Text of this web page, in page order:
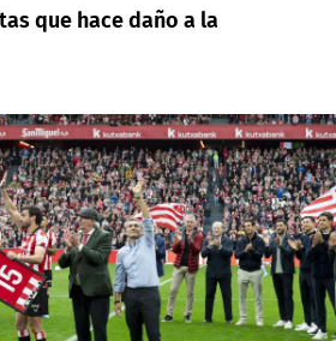
que hace daño a la